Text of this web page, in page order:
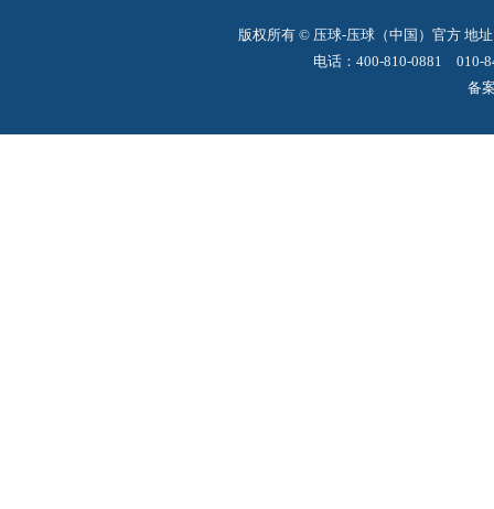
版权所有 © 压球-压球（中国）官方 地
电话：400-810-0881 010-
备